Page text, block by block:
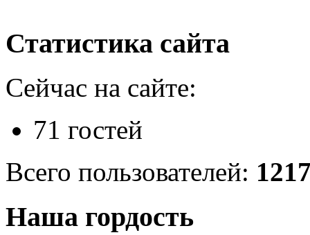
Статистика сайта
Сейчас на сайте:
71 гостей
Всего пользователей:
Наша гордость